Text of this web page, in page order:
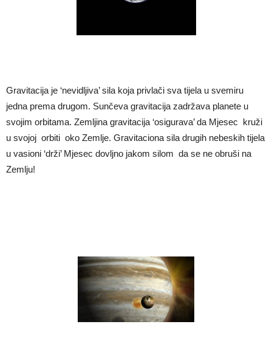
Gravitacija je ‘nevidljiva’ sila koja privlači sva tijela u svemiru
jedna prema drugom. Sunčeva gravitacija zadržava planete u
svojim orbitama. Zemljina gravitacija ‘osigurava’ da Mjesec kruži
u svojoj orbiti oko Zemlje. Gravitaciona sila drugih nebeskih tijela
u vasioni ‘drži’ Mjesec dovljno jakom silom da se ne obruši na
Zemlju!